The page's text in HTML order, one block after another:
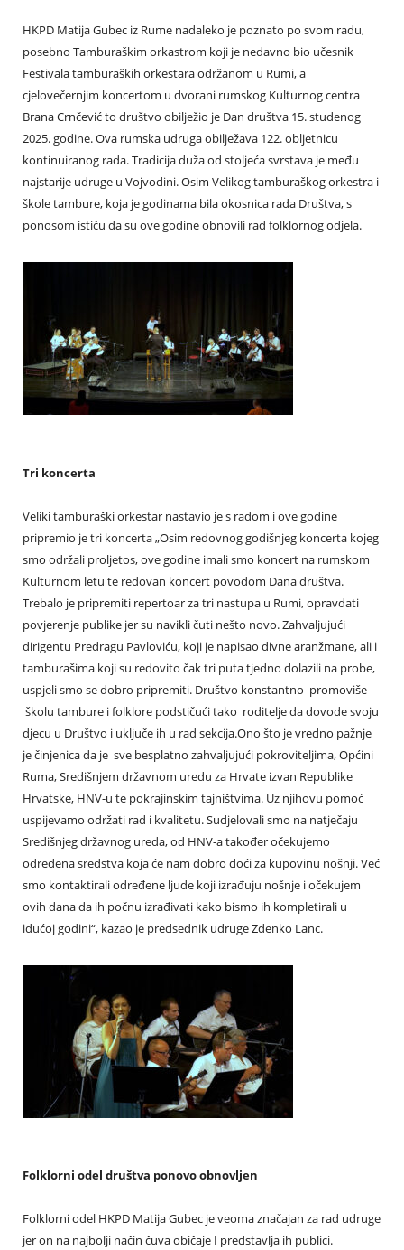
HKPD Matija Gubec iz Rume nadaleko je poznato po svom radu,
posebno Tamburaškim orkastrom koji je nedavno bio učesnik
Festivala tamburaških orkestara održanom u Rumi, a
cjelovečernjim koncertom u dvorani rumskog Kulturnog centra
Brana Crnčević to društvo obilježio je Dan društva 15. studenog
2025. godine. Ova rumska udruga obilježava 122. obljetnicu
kontinuiranog rada. Tradicija duža od stoljeća svrstava je među
najstarije udruge u Vojvodini. Osim Velikog tamburaškog orkestra i
škole tambure, koja je godinama bila okosnica rada Društva, s
ponosom ističu da su ove godine obnovili rad folklornog odjela.
Tri koncerta
Veliki tamburaški orkestar nastavio je s radom i ove godine
pripremio je tri koncerta „Osim redovnog godišnjeg koncerta kojeg
smo održali proljetos, ove godine imali smo koncert na rumskom
Kulturnom letu te redovan koncert povodom Dana društva.
Trebalo je pripremiti repertoar za tri nastupa u Rumi, opravdati
povjerenje publike jer su navikli čuti nešto novo. Zahvaljujući
dirigentu Predragu Pavloviću, koji je napisao divne aranžmane, ali i
tamburašima koji su redovito čak tri puta tjedno dolazili na probe,
uspjeli smo se dobro pripremiti. Društvo konstantno promoviše
školu tambure i folklore podstičući tako roditelje da dovode svoju
djecu u Društvo i uključe ih u rad sekcija.Ono što je vredno pažnje
je činjenica da je sve besplatno zahvaljujući pokroviteljima, Općini
Ruma, Središnjem državnom uredu za Hrvate izvan Republike
Hrvatske, HNV-u te pokrajinskim tajništvima. Uz njihovu pomoć
uspijevamo održati rad i kvalitetu. Sudjelovali smo na natječaju
Središnjeg državnog ureda, od HNV-a također očekujemo
određena sredstva koja će nam dobro doći za kupovinu nošnji. Već
smo kontaktirali određene ljude koji izrađuju nošnje i očekujem
ovih dana da ih počnu izrađivati kako bismo ih kompletirali u
idućoj godini“, kazao je predsednik udruge Zdenko Lanc.
Folklorni odel društva ponovo obnovljen
Folklorni odel HKPD Matija Gubec je veoma značajan za rad udruge
jer on na najbolji način čuva običaje I predstavlja ih publici.